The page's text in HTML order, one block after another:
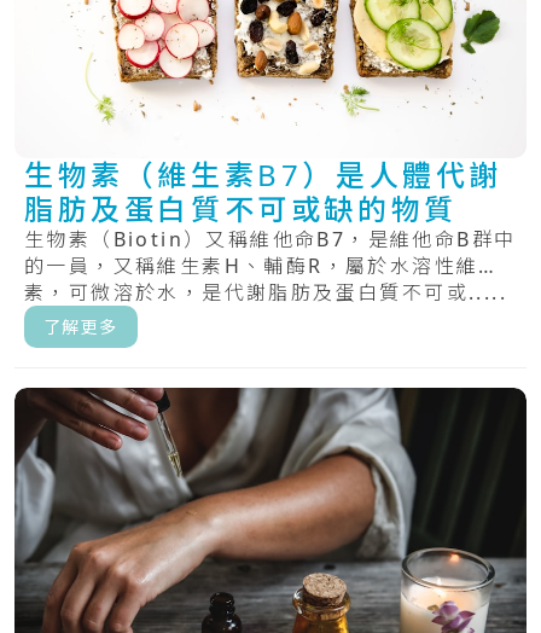
生物素（維生素B7）是人體代謝
脂肪及蛋白質不可或缺的物質
生物素（Biotin）又稱維他命B7，是維他命B群中
的一員，又稱維生素H、輔酶R，屬於水溶性維生
素，可微溶於水，是代謝脂肪及蛋白質不可或.....
了解更多